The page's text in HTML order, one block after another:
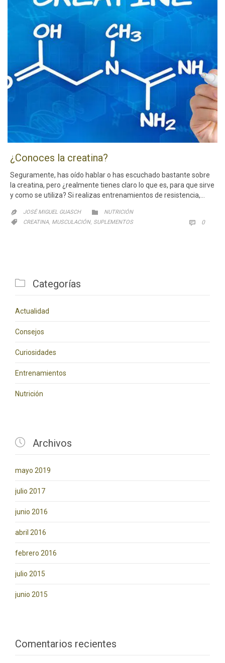
¿Conoces la creatina?
Seguramente, has oído hablar o has escuchado bastante sobre
la creatina, pero ¿realmente tienes claro lo que es, para que sirve
y como se utiliza? Si realizas entrenamientos de resistencia,…
 JOSÉ MIGUEL GUASCH  CATEGORY
NUTRICIÓN

CATEGORY
CREATINA, MUSCULACIÓN, SUPLEMENTOS  0
 Categorías
Actualidad
Consejos
Curiosidades
Entrenamientos
Nutrición
 Archivos
mayo 2019
julio 2017
junio 2016
abril 2016
febrero 2016
julio 2015
junio 2015
Comentarios recientes